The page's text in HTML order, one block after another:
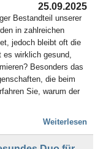
25.09.2025
Bestandteil unserer
in zahlreichen
jedoch bleibt oft die
wirklich gesund,
Besonders das
die beim
Sie, warum der
Weiterlesen